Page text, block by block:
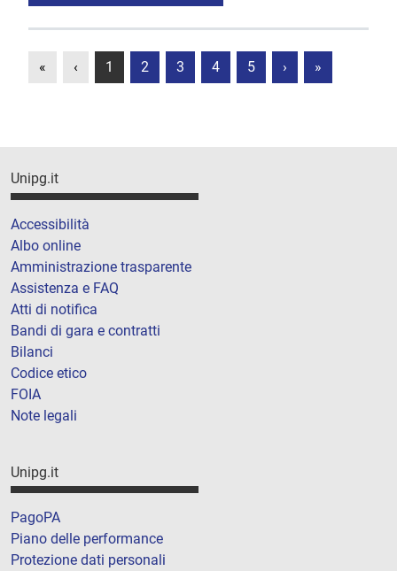
« ‹ 1 2 3 4 5 › »
Unipg.it
Accessibilità
Albo online
Amministrazione trasparente
Assistenza e FAQ
Atti di notifica
Bandi di gara e contratti
Bilanci
Codice etico
FOIA
Note legali
Unipg.it
PagoPA
Piano delle performance
Protezione dati personali